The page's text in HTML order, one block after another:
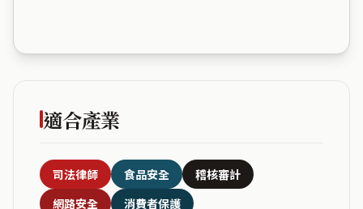
適合產業
司法律師 食品安全
稽核審計
網路安全
消費者保護